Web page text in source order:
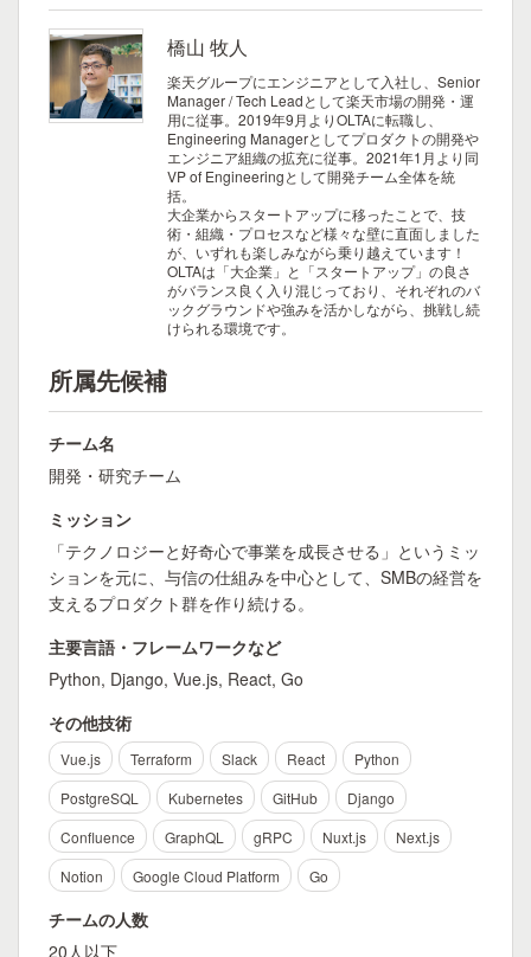
橋山 牧人
楽天グループにエンジニアとして入社し、Senior
Manager / Tech Leadとして楽天市場の開発・運
用に従事。2019年9月よりOLTAに転職し、
Engineering Managerとしてプロダクトの開発や
エンジニア組織の拡充に従事。2021年1月より同
VP of Engineeringとして開発チーム全体を統
括。
大企業からスタートアップに移ったことで、技
術・組織・プロセスなど様々な壁に直面しました
が、いずれも楽しみながら乗り越えています！
OLTAは「大企業」と「スタートアップ」の良さ
がバランス良く入り混じっており、それぞれのバ
ックグラウンドや強みを活かしながら、挑戦し続
けられる環境です。
所属先候補
チーム名
開発・研究チーム
ミッション
「テクノロジーと好奇心で事業を成長させる」というミッ
ションを元に、与信の仕組みを中心として、SMBの経営を
支えるプロダクト群を作り続ける。
主要言語・フレームワークなど
Python, Django, Vue.js, React, Go
その他技術
Vue.js Terraform Slack React
Python
PostgreSQL
Kubernetes GitHub
Django
Confluence
GraphQL gRPC Nuxt.js
Next.js
Notion
Google Cloud Platform Go
チームの人数
20人以下